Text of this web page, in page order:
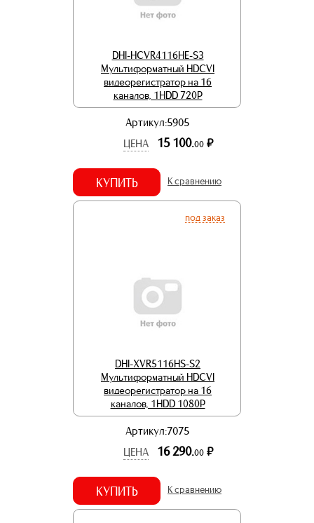
DHI-HCVR4116HE-S3
Мультиформатный HDCVI
видеорегистратор на 16
каналов, 1HDD 720Р
Артикул:5905
ЦЕНА
15 100.00 р.
КУПИТЬ К сравнению
под заказ
DHI-XVR5116HS-S2
Мультиформатный HDCVI
видеорегистратор на 16
каналов, 1HDD 1080Р
Артикул:7075
ЦЕНА
16 290.00 р.
КУПИТЬ К сравнению